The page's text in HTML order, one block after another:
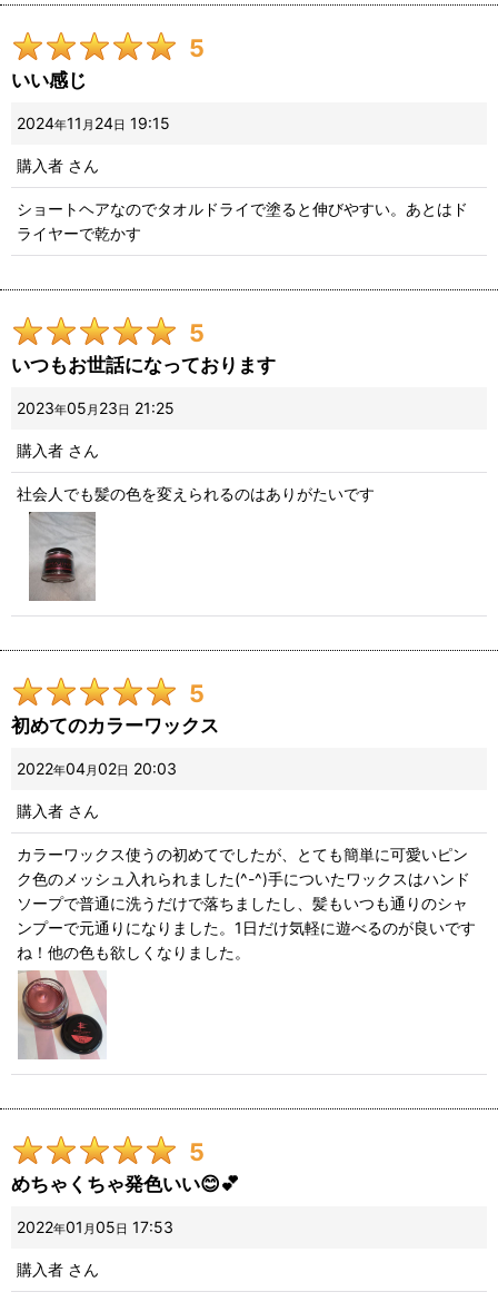
5
いい感じ
2024年11 月 24日 19:15
購入者 さん
ショートヘアなのでタオルドライで塗ると伸びやすい。あとはド
ライヤーで乾かす
5
いつもお世話になっております
2023年05 月 23 日 21:25
購入者 さん
社会人でも髪の色を変えられるのはありがたいです
5
初めてのカラーワックス
2022年04月 02日 20:03
購入者 さん
カラーワックス使うの初めてでしたが、とても簡単に可愛いピン
ク色のメッシュ入れられました(^-^)手についたワックスはハンド
ソープで普通に洗うだけで落ちましたし、髪もいつも通りのシャ
ンプーで元通りになりました。1日だけ気軽に遊べるのが良いです
ね！他の色も欲しくなりました。
5
めちゃくちゃ発色いい😊💕
2022年01 月 05 日 17:53
購入者 さん